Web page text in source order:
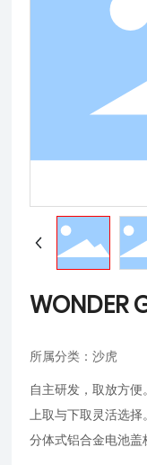
WONDER
所属分类：沙虎
自主研发，取放方便。
上取与下取灵活选择。
分体式铝合金电池盖